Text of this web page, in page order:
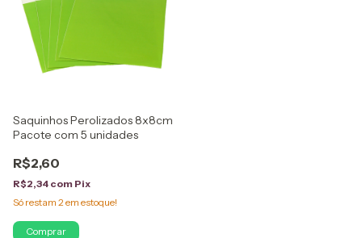
Saquinhos Perolizados 8x8cm
Pacote com 5 unidades
R$2,60
R$2,34 com Pix
Só restam 2em estoque!
Comprar